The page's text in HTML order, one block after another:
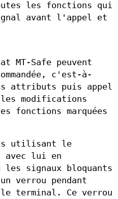
les fonctions qui
avant l'appel et
MT-Safe peuvent
c'est-à-
attributs puis appel
modifications
fonctions marquées
utilisant le
avec lui en
signaux bloquants
verrou pendant
terminal. Ce verrou